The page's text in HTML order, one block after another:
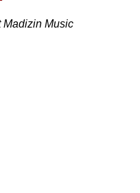
Madizin Music